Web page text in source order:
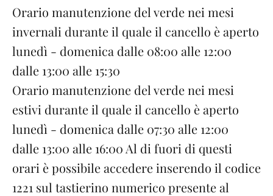
Orario manutenzione del verde nei mesi
invernali durante il quale il cancello è aperto
lunedì - domenica dalle 08:00 alle 12:00
dalle 13:00 alle 15:30
Orario manutenzione del verde nei mesi
estivi durante il quale il cancello è aperto
lunedì - domenica dalle 07:30 alle 12:00
dalle 13:00 alle 16:00 Al di fuori di questi
orari è possibile accedere inserendo il codice
1221 sul tastierino numerico presente al